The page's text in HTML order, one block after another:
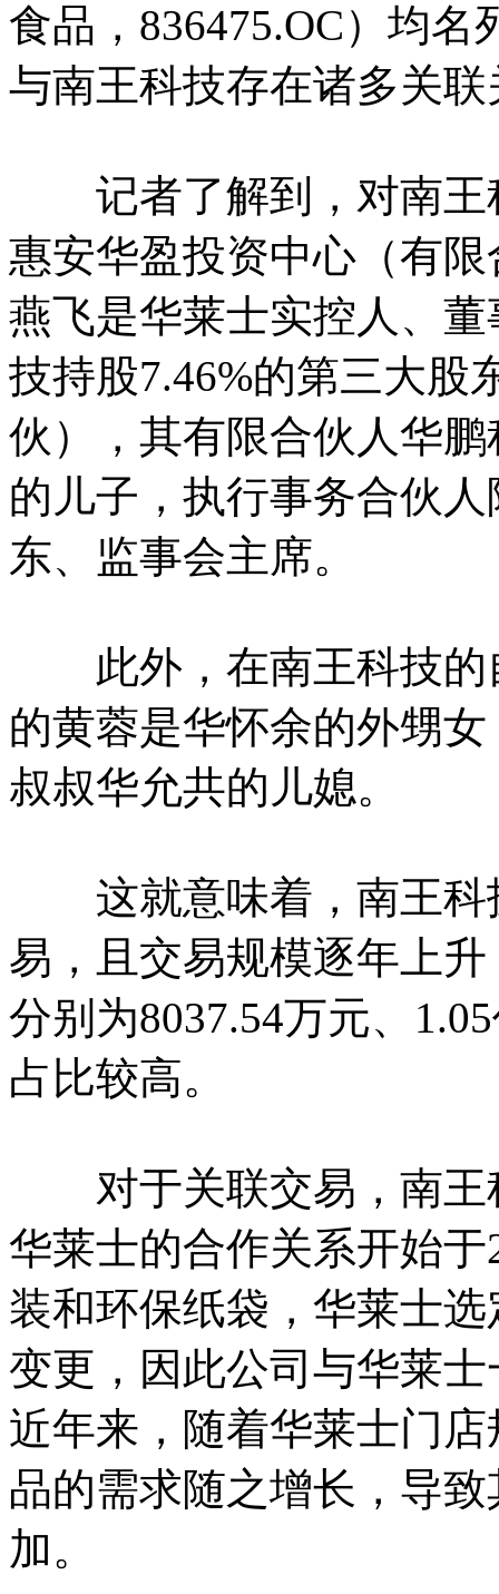
食品，836475.OC）均
与南王科技存在诸多关联
记者了解到，对南王
惠安华盈投资中心（有
燕飞是华莱士实控人、
技持股7.46%的第三大股
伙），其有限合伙人华
的儿子，执行事务合伙
东、监事会主席。
此外，在南王科技的
的黄蓉是华怀余的外甥
叔叔华允共的儿媳。
这就意味着，南王科
易，且交易规模逐年上
分别为8037.54万元、
占比较高。
对于关联交易，南王
华莱士的合作关系开始
装和环保纸袋，华莱士
变更，因此公司与华莱
近年来，随着华莱士门
品的需求随之增长，导
加。